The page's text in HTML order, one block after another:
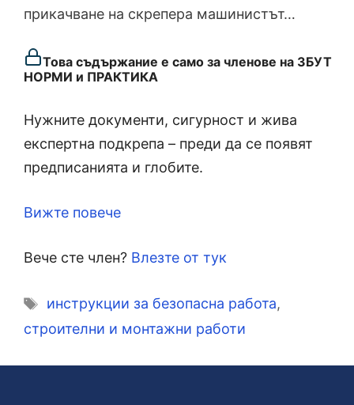
прикачване на скрепера машинистът…
Това съдържание е само за членове на ЗБУТ
НОРМИ и ПРАКТИКА
Нужните документи, сигурност и жива
експертна подкрепа – преди да се появят
предписанията и глобите.
Вижте повече
Вече сте член? Влезте от тук
Етикети
инструкции за безопасна работа,
строителни и монтажни работи